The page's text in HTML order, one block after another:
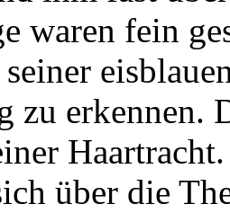
waren fein
zu erkennen.
über die